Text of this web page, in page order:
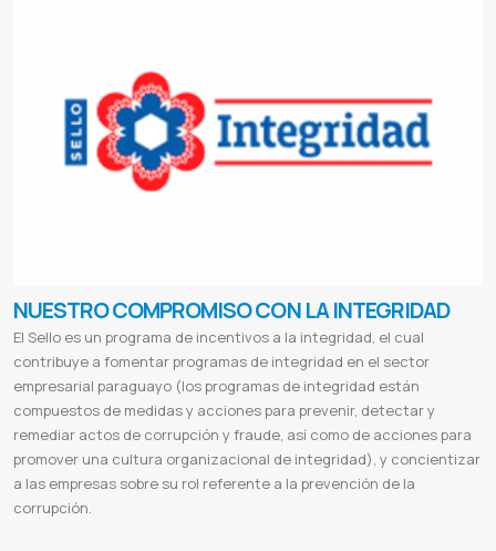
NUESTRO COMPROMISO CON LA INTEGRIDAD
El Sello es un programa de incentivos a la integridad, el cual
contribuye a fomentar programas de integridad en el sector
empresarial paraguayo (los programas de integridad están
compuestos de medidas y acciones para prevenir, detectar y
remediar actos de corrupción y fraude, así como de acciones para
promover una cultura organizacional de integridad), y concientizar
a las empresas sobre su rol referente a la prevención de la
corrupción.